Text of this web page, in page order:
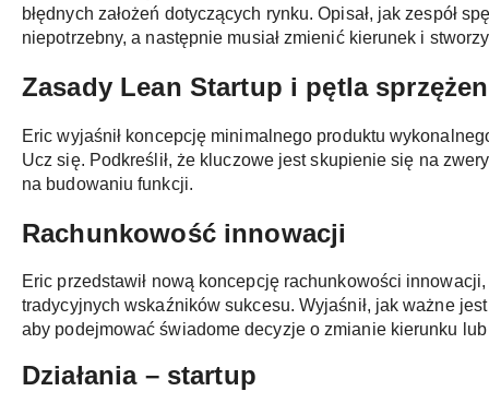
błędnych założeń dotyczących rynku. Opisał, jak zespół
niepotrzebny, a następnie musiał zmienić kierunek i
Zasady Lean Startup i pętla
Eric wyjaśnił koncepcję minimalnego produktu
Ucz się. Podkreślił, że kluczowe jest skupienie się na
na budowaniu funkcji.
Rachunkowość innowacji
Eric przedstawił nową koncepcję rachunkowości
tradycyjnych wskaźników sukcesu. Wyjaśnił, jak ważne
aby podejmować świadome decyzje o zmianie kierunku
Działania – startup